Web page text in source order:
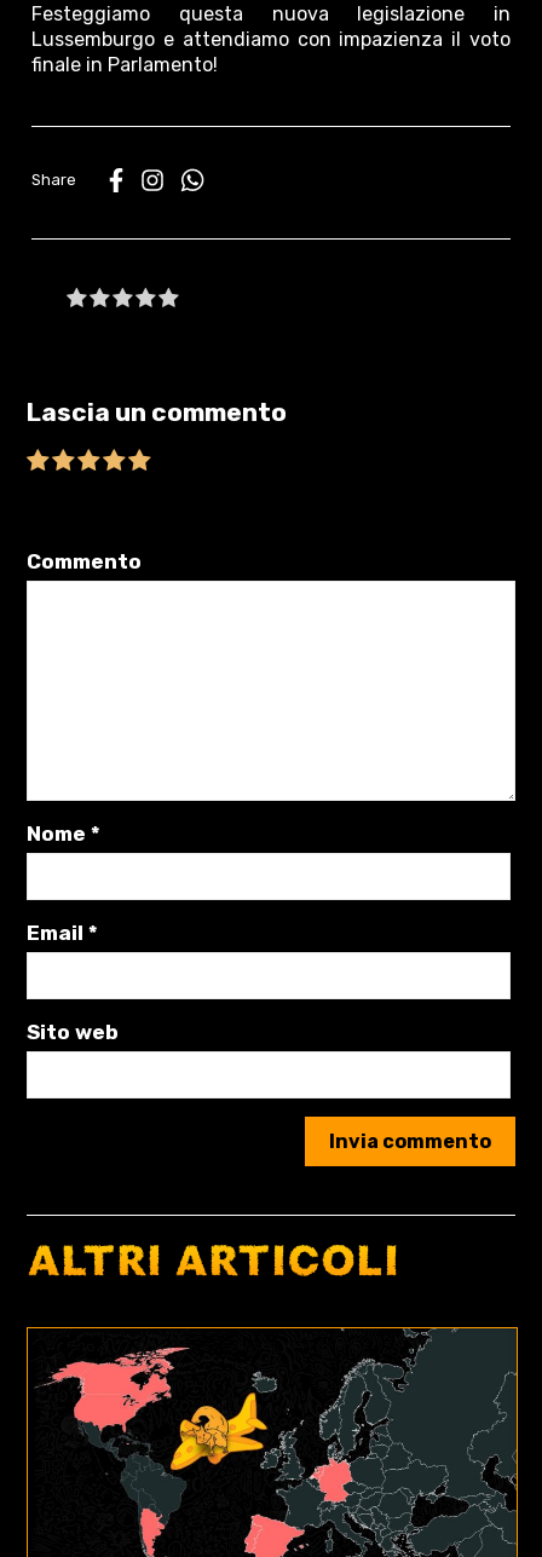
Festeggiamo questa nuova legislazione in
Lussemburgo e attendiamo con impazienza il voto
finale in Parlamento!
Lascia un commento
Commento
Nome*
Email*
Sito web
ALTRI ARTICOLI